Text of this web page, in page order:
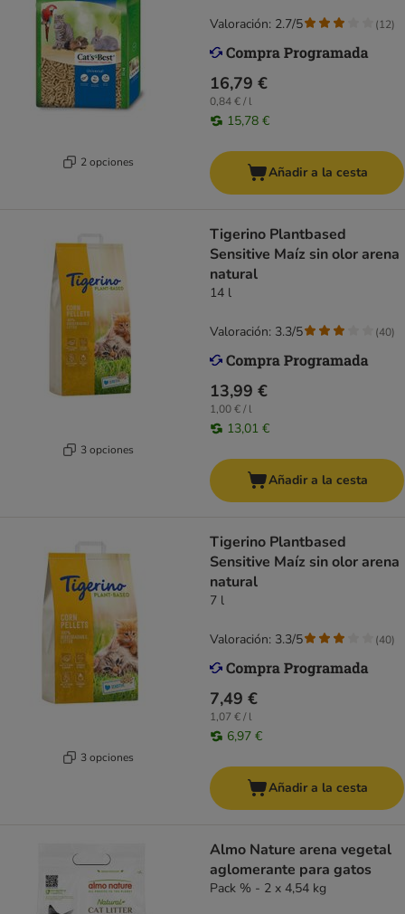
2 opciones
16,79 €
0,84 € / l
15,78 €
Valoración: 2.7/5 (12)
Añadir a la cesta
3 opciones
Tigerino Plantbased
Sensitive Maíz sin olor arena
natural
14 l
13,99 €
1,00 € / l
13,01 €
Valoración: 3.3/5 (40)
Añadir a la cesta
3 opciones
Tigerino Plantbased
Sensitive Maíz sin olor arena
natural
7 l
7,49 €
1,07 € / l
6,97 €
Valoración: 3.3/5 (40)
Añadir a la cesta
Almo Nature arena vegetal
aglomerante para gatos
Pack % - 2 x 4,54 kg